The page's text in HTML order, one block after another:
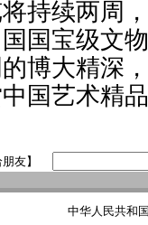
续两周，
国宝级文
博大精深
国艺术精
友】
中华人民共和